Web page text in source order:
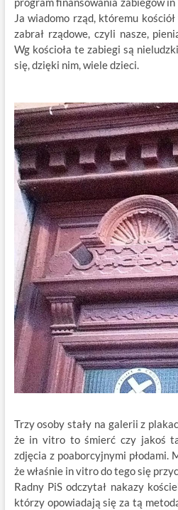
Ja wiadomo rząd, któremu
zabrał rządowe, czyli nasze,
Wg kościoła te zabiegi są
się, dzięki nim, wiele dzieci.
Trzy osoby stały na galerii z
że in vitro to śmierć czy jakoś
zdjęcia z poaborcyjnymi płodami.
że właśnie in vitro do tego się
Radny PiS odczytał nakazy
którzy opowiadają się za tą